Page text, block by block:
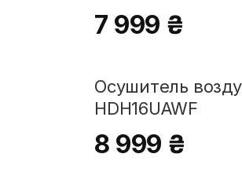
7 999 ₴
Осушитель
HDH16UAWF
8 999 ₴